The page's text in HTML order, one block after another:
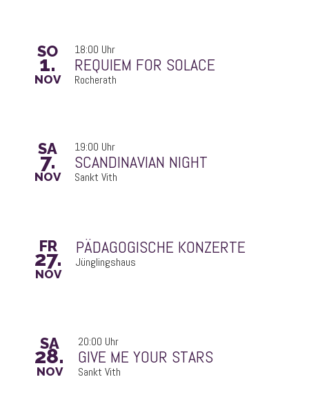
SO
1.
NOV
18:00 Uhr
REQUIEM FOR SOLACE
Rocherath
SA
7.
NOV
19:00 Uhr
SCANDINAVIAN NIGHT
Sankt Vith
FR
27.
NOV
PÄDAGOGISCHE KONZERTE
Jünglingshaus
SA
28.
NOV
20:00 Uhr
GIVE ME YOUR STARS
Sankt Vith